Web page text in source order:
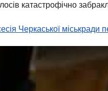
катастрофічно
Черкаської міськради